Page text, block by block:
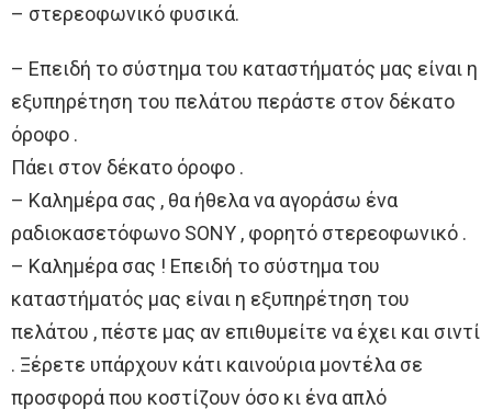
– στερεοφωνικό φυσικά.
– Επειδή το σύστημα του καταστήματός μας είναι η
εξυπηρέτηση του πελάτου περάστε στον δέκατο
όροφο .
Πάει στον δέκατο όροφο .
– Καλημέρα σας , θα ήθελα να αγοράσω ένα
ραδιοκασετόφωνο SONY , φορητό στερεοφωνικό .
– Καλημέρα σας ! Επειδή το σύστημα του
καταστήματός μας είναι η εξυπηρέτηση του
πελάτου , πέστε μας αν επιθυμείτε να έχει και σιντί
. Ξέρετε υπάρχουν κάτι καινούρια μοντέλα σε
προσφορά που κοστίζουν όσο κι ένα απλό